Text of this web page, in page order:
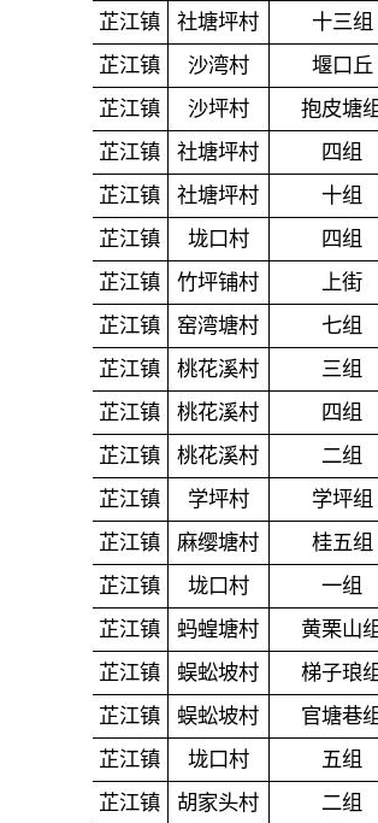
芷江镇
社塘坪村
十三组
芷江镇
沙湾村
堰口丘
芷江镇
沙坪村
抱皮塘
芷江镇
社塘坪村
四组
芷江镇
社塘坪村
十组
芷江镇
垅口村
四组
芷江镇
竹坪铺村
上街
芷江镇
窑湾塘村
七组
芷江镇
桃花溪村
三组
芷江镇
桃花溪村
四组
芷江镇
桃花溪村
二组
芷江镇
学坪村
学坪组
芷江镇
麻缨塘村
桂五组
芷江镇
垅口村
一组
芷江镇
蚂蝗塘村
黄栗山
芷江镇
蜈蚣坡村
梯子琅
芷江镇
蜈蚣坡村
官塘巷
芷江镇
垅口村
五组
芷江镇
胡家头村
二组